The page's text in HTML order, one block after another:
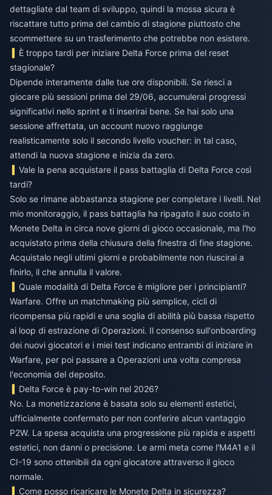
dettagliate dal team di sviluppo, quindi la mossa sicura è
riscattare tutto prima del cambio di stagione piuttosto che
scommettere su un trasferimento che potrebbe non esistere.
È troppo tardi per iniziare Delta Force prima del reset
stagionale?
Dipende interamente dalle tue ore disponibili. Se riesci a
giocare più sessioni prima del 29/06, accumulerai progressi
significativi nello sprint e ti inserirai bene. Se hai solo una
sessione affrettata, un account nuovo raggiunge
realisticamente solo il secondo livello voucher: in tal caso,
attendi la nuova stagione e inizia da zero.
Vale la pena acquistare il pass battaglia di Delta Force così
tardi?
Solo se rimane abbastanza stagione per completare i livelli. Nel
mio monitoraggio, il pass battaglia ha ripagato il suo costo in
Monete Delta in circa nove giorni di gioco occasionale, ma l'ho
acquistato prima della chiusura della finestra di fine stagione.
Acquistalo negli ultimi giorni e probabilmente non riuscirai a
finirlo, il che annulla il valore.
Quale modalità di Delta Force è migliore per i principianti?
Warfare. Offre un matchmaking più semplice, cicli di
ricompensa più rapidi e una soglia di abilità più bassa rispetto
ai loop di estrazione di Operazioni. Il consenso sull'onboarding
dei nuovi giocatori e i miei test indicano entrambi di iniziare in
Warfare, per poi passare a Operazioni una volta compresa
l'economia del deposito.
Delta Force è pay-to-win nel 2026?
No. La monetizzazione è basata solo su elementi estetici,
ufficialmente confermato per non conferire alcun vantaggio
P2W. La spesa acquista una progressione più rapida e aspetti
estetici, non danni o precisione. Le armi meta come l'M4A1 e il
CI-19 sono ottenibili da ogni giocatore attraverso il gioco
normale.
Come posso ricaricare le Monete Delta in sicurezza?